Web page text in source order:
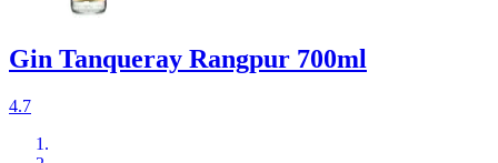
Gin Tanqueray Rangpur 700ml
4.7